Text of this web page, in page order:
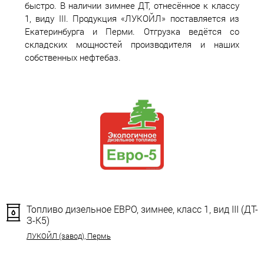
быстро. В наличии зимнее ДТ, отнесённое к классу
1, виду III. Продукция «ЛУКОЙЛ» поставляется из
Екатеринбурга и Перми. Отгрузка ведётся со
складских мощностей производителя и наших
собственных нефтебаз.
Топливо дизельное ЕВРО, зимнее, класс 1, вид III (ДТ-
З-К5)
ЛУКОЙЛ (завод), Пермь